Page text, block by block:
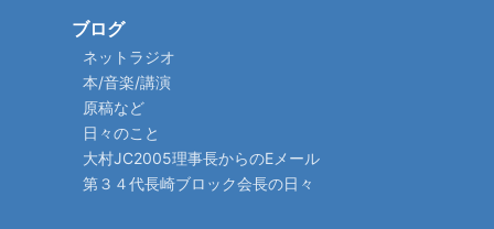
ブログ
ネットラジオ
本/音楽/講演
原稿など
日々のこと
大村JC2005理事長からのEメール
第３４代長崎ブロック会長の日々